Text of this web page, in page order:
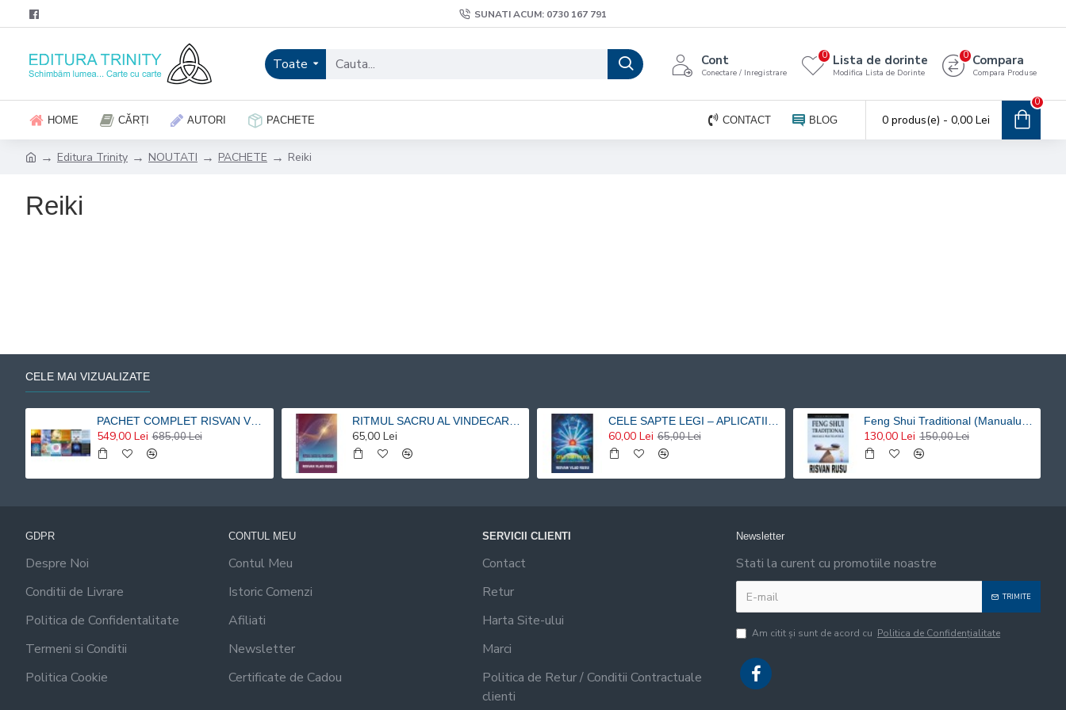
SUNATI ACUM: 0730 167 791
Toate Cont
Conectare / Inregistrare
Lista de dorinte
Modifica Lista de Dorinte
0 Compara
Compara Produse
0
HOME CĂRȚI AUTORI PACHETE CONTACT BLOG 0 produs(e) - 0,00 Lei
0
Editura Trinity NOUTATI PACHETE Reiki
Reiki
CELE MAI VIZUALIZATE
PACHET COMPLET RISVAN VLAD RUSU - 9 carti 20% reducere
549,00 Lei 685,00 Lei
RITMUL SACRU AL VINDECARII – O ABORDARE HOLISTICA SI METACOGNITIVA A TERAPIEI PRIN MUZICA SI PRIN VIBRATIE - Risvan Vlad Rusu
65,00 Lei
CELE SAPTE LEGI – APLICATII HOLISTICE PENTRU O VIATA ARMONIOASA - Risvan Rusu
60,00 Lei 65,00 Lei
Feng Shui Traditional (Manualul practicantului) – Risvan Vlad Rusu
130,00 Lei 150,00 Lei
GDPR
Despre Noi
Conditii de Livrare
Politica de Confidentalitate
Termeni si Conditii
Politica Cookie
CONTUL MEU
Contul Meu
Istoric Comenzi
Afiliati
Newsletter
Certificate de Cadou
SERVICII CLIENTI
Contact
Retur
Harta Site-ului
Marci
Politica de Retur / Conditii Contractuale
clienti
Newsletter
Stati la curent cu promotiile noastre
TRIMITE
Am citit şi sunt de acord cu Politica de Confidențialitate